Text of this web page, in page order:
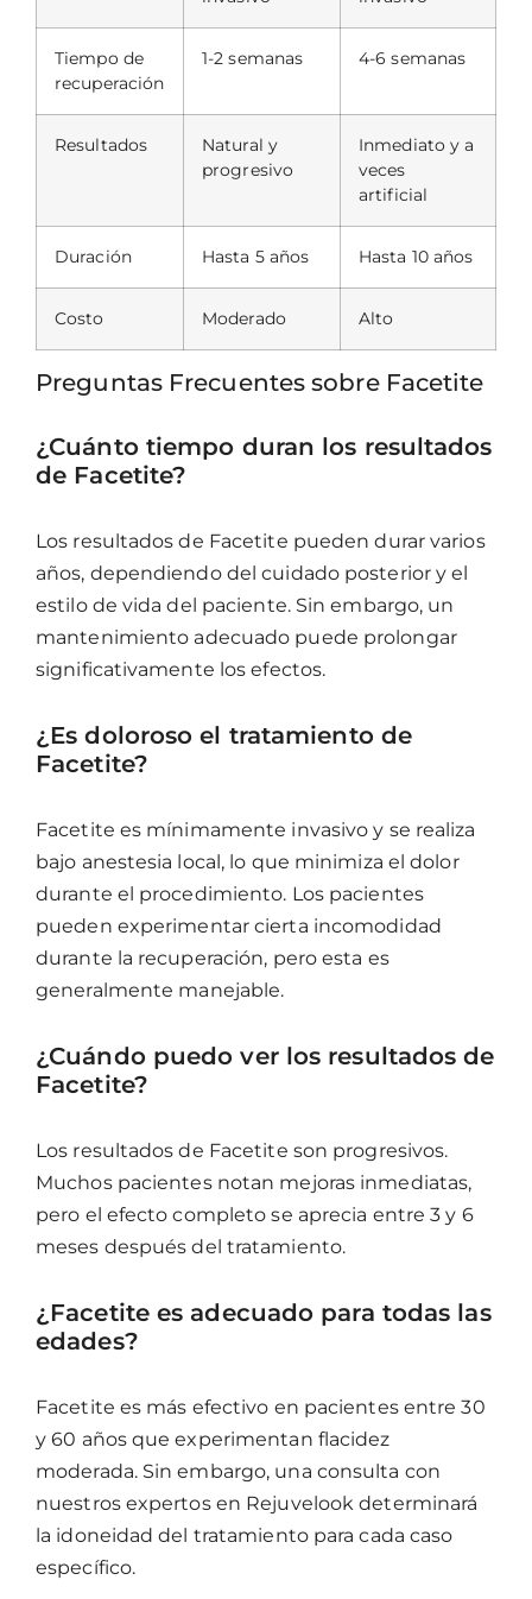
Tiempo de
recuperación
1-2 semanas 4-6 semanas
Resultados
Natural y
progresivo
Inmediato y a
veces
artificial
Duración Hasta 5 años Hasta 10 años
Costo Moderado Alto
Preguntas Frecuentes sobre Facetite
¿Cuánto tiempo duran los resultados
de Facetite?
Los resultados de Facetite pueden durar varios
años, dependiendo del cuidado posterior y el
estilo de vida del paciente. Sin embargo, un
mantenimiento adecuado puede prolongar
significativamente los efectos.
¿Es doloroso el tratamiento de
Facetite?
Facetite es mínimamente invasivo y se realiza
bajo anestesia local, lo que minimiza el dolor
durante el procedimiento. Los pacientes
pueden experimentar cierta incomodidad
durante la recuperación, pero esta es
generalmente manejable.
¿Cuándo puedo ver los resultados de
Facetite?
Los resultados de Facetite son progresivos.
Muchos pacientes notan mejoras inmediatas,
pero el efecto completo se aprecia entre 3 y 6
meses después del tratamiento.
¿Facetite es adecuado para todas las
edades?
Facetite es más efectivo en pacientes entre 30
y 60 años que experimentan flacidez
moderada. Sin embargo, una consulta con
nuestros expertos en Rejuvelook determinará
la idoneidad del tratamiento para cada caso
específico.